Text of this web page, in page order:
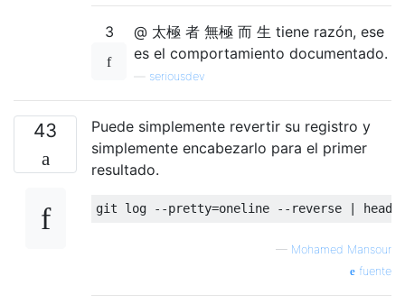
3
@ 太極 者 無極 而 生 tiene razón, ese
es el comportamiento documentado.
seriousdev
43
Puede simplemente revertir su registro y
simplemente encabezarlo para el primer
resultado.
— Mohamed Mansour
fuente